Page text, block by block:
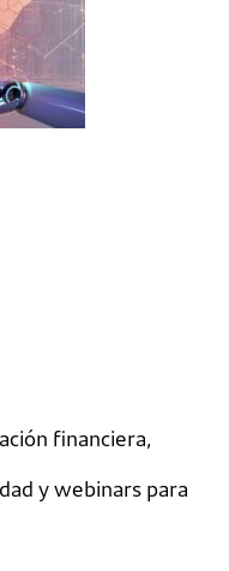
financiera,
y webinars para